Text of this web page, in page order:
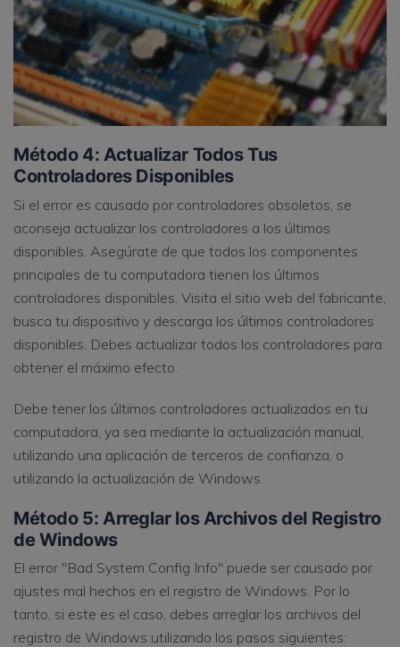
Método 4: Actualizar Todos Tus
Controladores Disponibles
Si el error es causado por controladores obsoletos, se
aconseja actualizar los controladores a los últimos
disponibles. Asegúrate de que todos los componentes
principales de tu computadora tienen los últimos
controladores disponibles. Visita el sitio web del fabricante,
busca tu dispositivo y descarga los últimos controladores
disponibles. Debes actualizar todos los controladores para
obtener el máximo efecto.
Debe tener los últimos controladores actualizados en tu
computadora, ya sea mediante la actualización manual,
utilizando una aplicación de terceros de confianza, o
utilizando la actualización de Windows.
Método 5: Arreglar los Archivos del Registro
de Windows
El error "Bad System Config Info" puede ser causado por
ajustes mal hechos en el registro de Windows. Por lo
tanto, si este es el caso, debes arreglar los archivos del
registro de Windows utilizando los pasos siguientes: